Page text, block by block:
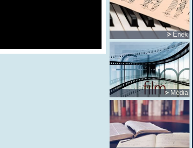
Ének
Média